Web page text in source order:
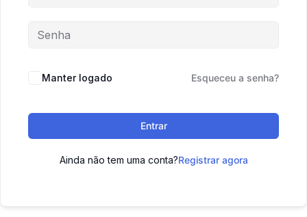
Manter logado Esqueceu a senha?
Entrar
Ainda não tem uma conta?Registrar agora